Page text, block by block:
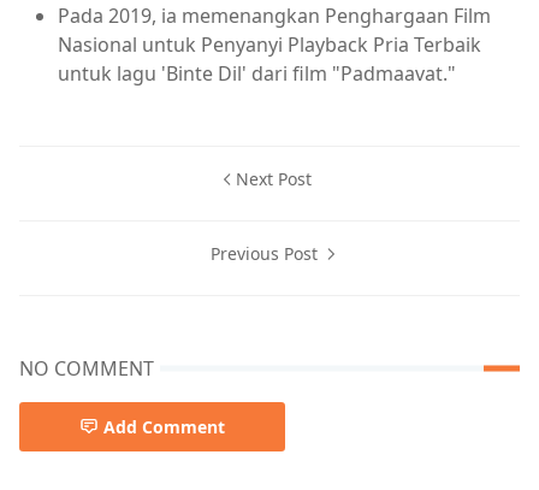
Pada 2019, ia memenangkan Penghargaan Film
Nasional untuk Penyanyi Playback Pria Terbaik
untuk lagu 'Binte Dil' dari film "Padmaavat."
Next Post
Previous Post
NO COMMENT
Add Comment